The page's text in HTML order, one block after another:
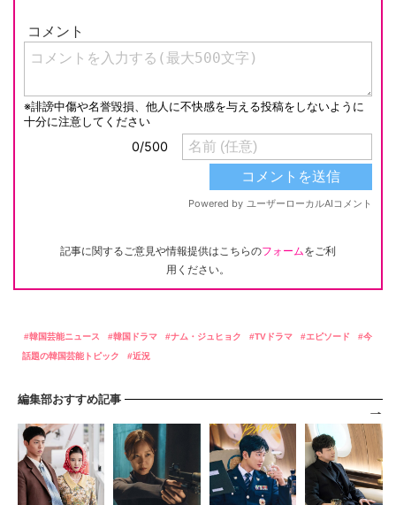
記事に関するご意見や情報提供はこちらのフォームをご利
用ください。
韓国芸能ニュース 韓国ドラマ ナム・ジュヒョク TVドラマ エピソード
今
話題の韓国芸能トピック
近況
編集部おすすめ記事